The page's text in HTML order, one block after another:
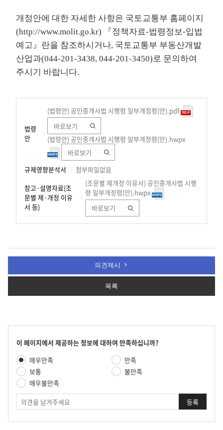
개정안에 대한 자세한 사항은 국토교통부 홈페이지
(http://www.molit.go.kr) 『정책자료-법령정보-입법
예고』란을 참조하시거나, 국토교통부 부동산개발
산업과(044-201-3438, 044-201-3450)로 문의하여
주시기 바랍니다.
법령
안
(법령안) 공인중개사법 시행령 일부개정령(안).pdf
바로보기
(법령안) 공인중개사법 시행령 일부개정령(안).hwpx
바로보기
규제영향분석서
첨부파일없음
참고·설명자료(조
문별 제·개정 이유
서 등)
(조문별 제개정 이유서) 공인중개사법 시행
령 일부개정령(안).hwpx
바로보기
의견제시
목록
콘
츠
만
족
도
조
사
이 페이지에서 제공하는 정보에 대하여 만족하십니까?
만
족
도
평
가
매우만족
만족
보통
불만족
매우불만족
견